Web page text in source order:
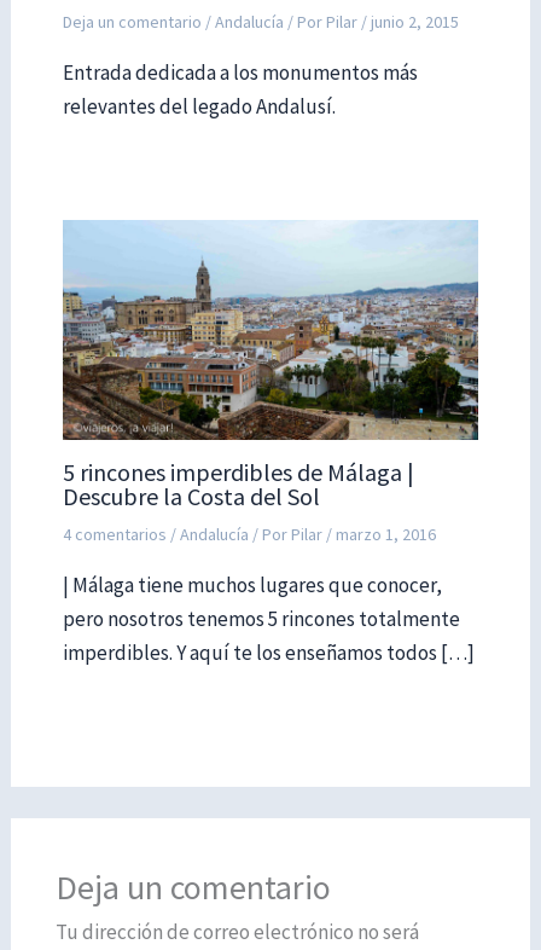
Deja un comentario /Andalucía / Por Pilar / junio 2, 2015
Entrada dedicada a los monumentos más
relevantes del legado Andalusí.
5 rincones imperdibles de Málaga |
Descubre la Costa del Sol
4 comentarios /Andalucía / Por Pilar / marzo 1, 2016
| Málaga tiene muchos lugares que conocer,
pero nosotros tenemos 5 rincones totalmente
imperdibles. Y aquí te los enseñamos todos […]
Deja un comentario
Tu dirección de correo electrónico no será